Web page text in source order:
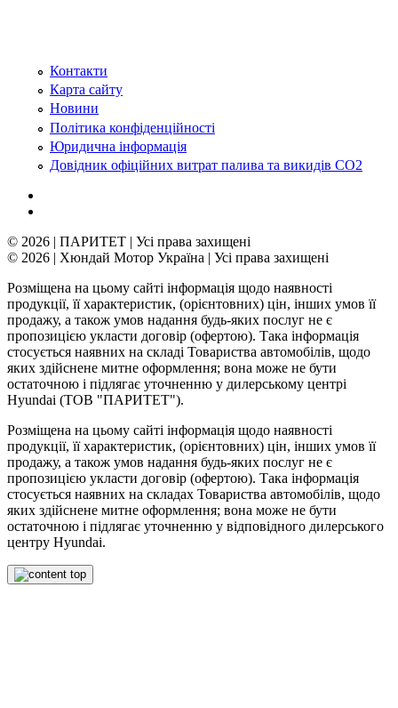
Контакти
Карта сайту
Новини
Політика конфіденційності
Юридична інформація
Довідник офіційних витрат палива та викидів СО2
© 2026 | ПАРИТЕТ | Усі права захищені
© 2026 | Хюндай Мотор Україна | Усі права захищені
Розміщена на цьому сайті інформація щодо наявності
продукції, її характеристик, (орієнтовних) цін, інших умов її
продажу, а також умов надання будь-яких послуг не є
пропозицією укласти договір (офертою). Така інформація
стосується наявних на складі Товариства автомобілів, щодо
яких здійснене митне оформлення; вона може не бути
остаточною і підлягає уточненню у дилерському центрі
Hyundai (ТОВ "ПАРИТЕТ").
Розміщена на цьому сайті інформація щодо наявності
продукції, її характеристик, (орієнтовних) цін, інших умов її
продажу, а також умов надання будь-яких послуг не є
пропозицією укласти договір (офертою). Така інформація
стосується наявних на складах Товариства автомобілів, щодо
яких здійснене митне оформлення; вона може не бути
остаточною і підлягає уточненню у відповідного дилерського
центру Hyundai.